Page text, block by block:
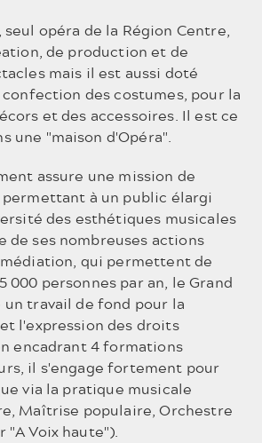
seul opéra de la Région Centre,
de production et de
mais il est aussi doté
des costumes, pour la
et des accessoires. Il est ce
une "maison d'Opéra".
assure une mission de
à un public élargi
des esthétiques musicales
de ses nombreuses actions
qui permettent de
000 personnes par an, le Grand
travail de fond pour la
l'expression des droits
encadrant 4 formations
il s'engage fortement pour
via la pratique musicale
Maîtrise populaire, Orchestre
"A Voix haute").